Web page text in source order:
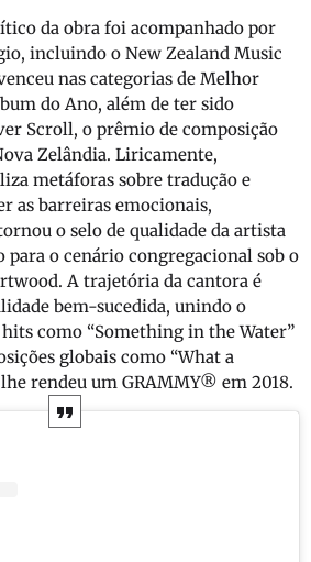
da obra foi acompanhado por
incluindo o New Zealand Music
nas categorias de Melhor
do Ano, além de ter sido
Scroll, o prêmio de composição
Zelândia. Liricamente,
metáforas sobre tradução e
as barreiras emocionais,
o selo de qualidade da artista
para o cenário congregacional sob o
A trajetória da cantora é
bem-sucedida, unindo o
como “Something in the Water”
globais como “What a
rendeu um GRAMMY® em 2018.